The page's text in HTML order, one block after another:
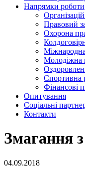
Напрямки роботи
Правовий
Охорона
Молодіжна
Спортивна
Фінансові
Опитування
Соціальні
Контакти
Змагання
04.09.2018